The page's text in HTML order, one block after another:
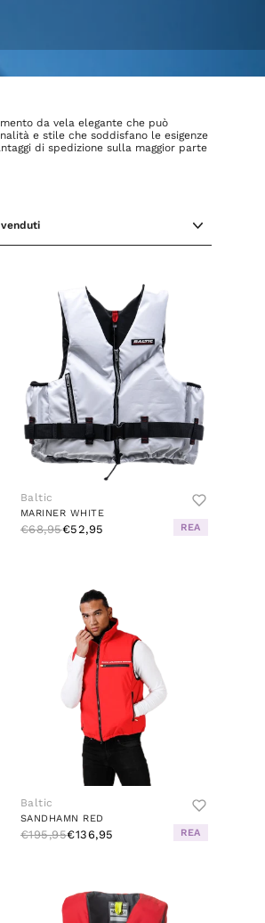
da vela elegante che può
e stile che soddisfano le esigenze
di spedizione sulla maggior parte
Baltic
MARINER WHITE
€68,95€52,95 REA
Baltic
SANDHAMN RED
€195,95€136,95 REA